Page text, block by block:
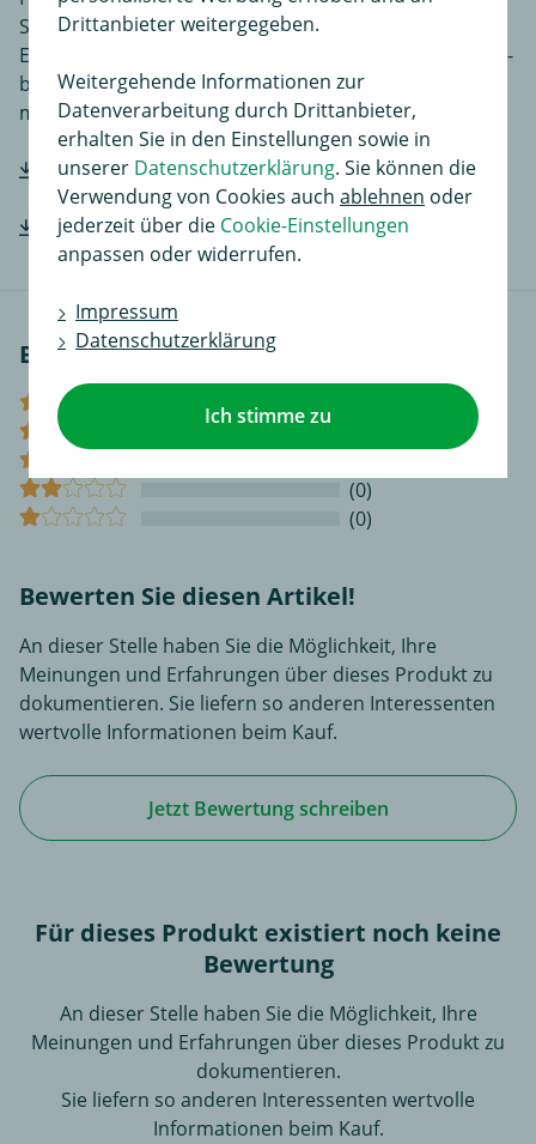
Sprachen, je nach Artikel noch ergänzende
Einbauhilfen und zusätzliches Bildmaterial das den Ein-
bzw. Anbau des Produktes für Sie noch einfacher
macht.
Hersteller-Einbauanleitung downloaden
Hersteller-Einbauanleitung downloaden
Bewertungen
(0)
(0)
Bewerten Sie diesen Artikel!
An dieser Stelle haben Sie die Möglichkeit, Ihre
Meinungen und Erfahrungen über dieses Produkt zu
dokumentieren. Sie liefern so anderen Interessenten
wertvolle Informationen beim Kauf.
Jetzt Bewertung schreiben
Für dieses Produkt existiert noch keine
Bewertung
An dieser Stelle haben Sie die Möglichkeit, Ihre
Meinungen und Erfahrungen über dieses Produkt zu
dokumentieren.
Sie liefern so anderen Interessenten wertvolle
Informationen beim Kauf.
Drittanbieter weitergegeben.
Weitergehende Informationen zur
Datenverarbeitung durch Drittanbieter,
erhalten Sie in den Einstellungen sowie in
unserer Datenschutzerklärung. Sie können die
Verwendung von Cookies auch ablehnen oder
jederzeit über die Cookie-Einstellungen
anpassen oder widerrufen.
Impressum
Datenschutzerklärung
Ich stimme zu